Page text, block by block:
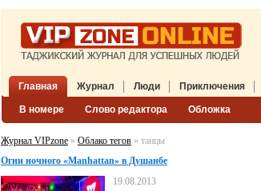
Главная Журнал
В номере Слово редактора Обложка
Люди Приключения
Журнал VIPzone » Облако тегов » танцы
Огни ночного «Manhattan» в Душанбе
19.08.2013